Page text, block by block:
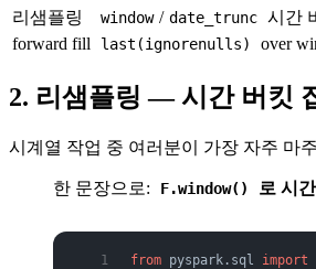
리샘플링
window / date_trunc 시간
forward fill
last(ignorenulls) over
2. 리샘플링 — 시간 버킷
시계열 작업 중 여러분이 가장 자주 마
한 문장으로: F.window() 로 시
from pyspark.sql import